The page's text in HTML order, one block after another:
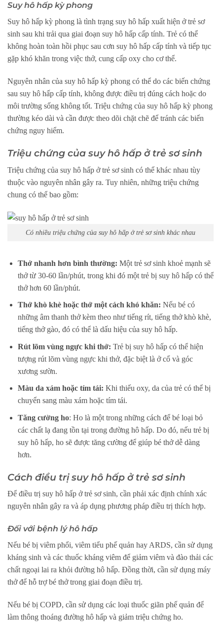
Suy hô hấp kỳ phong
Suy hô hấp kỳ phong là tình trạng suy hô hấp xuất hiện ở trẻ sơ
sinh sau khi trải qua giai đoạn suy hô hấp cấp tính. Trẻ có thể
không hoàn toàn hồi phục sau cơn suy hô hấp cấp tính và tiếp tục
gặp khó khăn trong việc thở, cung cấp oxy cho cơ thể.
Nguyên nhân của suy hô hấp kỳ phong có thể do các biến chứng
sau suy hô hấp cấp tính, không được điều trị đúng cách hoặc do
môi trường sống không tốt. Triệu chứng của suy hô hấp kỳ phong
thường kéo dài và cần được theo dõi chặt chẽ để tránh các biến
chứng nguy hiểm.
Triệu chứng của suy hô hấp ở trẻ sơ sinh
Triệu chứng của suy hô hấp ở trẻ sơ sinh có thể khác nhau tùy
thuộc vào nguyên nhân gây ra. Tuy nhiên, những triệu chứng
chung có thể bao gồm:
Có nhiều triệu chứng của suy hô hấp ở trẻ sơ sinh khác nhau
Thở nhanh hơn bình thường: Một trẻ sơ sinh khoẻ mạnh sẽ
thở từ 30-60 lần/phút, trong khi đó một trẻ bị suy hô hấp có thể
thở hơn 60 lần/phút.
Thở khò khè hoặc thở một cách khó khăn: Nếu bé có
những âm thanh thở kèm theo như tiếng rít, tiếng thở khò khè,
tiếng thở gào, đó có thể là dấu hiệu của suy hô hấp.
Rút lõm vùng ngực khi thở: Trẻ bị suy hô hấp có thể hiện
tượng rút lõm vùng ngực khi thở, đặc biệt là ở cổ và góc
xương sườn.
Màu da xám hoặc tím tái: Khi thiếu oxy, da của trẻ có thể bị
chuyển sang màu xám hoặc tím tái.
Tăng cường ho: Ho là một trong những cách để bé loại bỏ
các chất lạ đang tồn tại trong đường hô hấp. Do đó, nếu trẻ bị
suy hô hấp, ho sẽ được tăng cường để giúp bé thở dễ dàng
hơn.
Cách điều trị suy hô hấp ở trẻ sơ sinh
Để điều trị suy hô hấp ở trẻ sơ sinh, cần phải xác định chính xác
nguyên nhân gây ra và áp dụng phương pháp điều trị thích hợp.
Đối với bệnh lý hô hấp
Nếu bé bị viêm phổi, viêm tiểu phế quản hay ARDS, cần sử dụng
kháng sinh và các thuốc kháng viêm để giảm viêm và đào thải các
chất ngoại lai ra khỏi đường hô hấp. Đồng thời, cần sử dụng máy
thở để hỗ trợ bé thở trong giai đoạn điều trị.
Nếu bé bị COPD, cần sử dụng các loại thuốc giãn phế quản để
làm thông thoáng đường hô hấp và giảm triệu chứng ho.